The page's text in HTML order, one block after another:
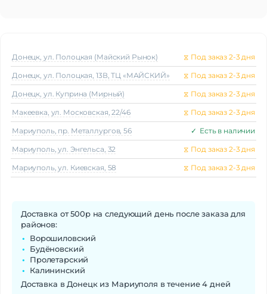
Донецк, ул. Полоцкая (Майский Рынок) ⧖ Под заказ 2-3 дня
Донецк, ул. Полоцкая, 13В, ТЦ «МАЙСКИЙ» ⧖ Под заказ 2-3 дня
Донецк, ул. Куприна (Мирный) ⧖ Под заказ 2-3 дня
Макеeвка, ул. Московская, 22/46 ⧖ Под заказ 2-3 дня
Мариуполь, пр. Металлургов, 56 ✓ Есть в наличии
Мариуполь, ул. Энгельса, 32 ⧖ Под заказ 2-3 дня
Мариуполь, ул. Киевская, 58 ⧖ Под заказ 2-3 дня
Доставка от 500р на следующий день после заказа для
районов:
Ворошиловский
Будёновский
Пролетарский
Калининский
Доставка в Донецк из Мариуполя в течение 4 дней